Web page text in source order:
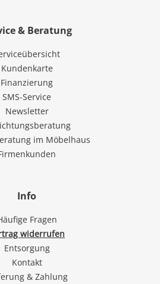
& Beratung
Kundenkarte
Finanzierung
SMS-Service
Newsletter
im Möbelhaus
Info
Fragen
widerrufen
Entsorgung
Kontakt
& Zahlung